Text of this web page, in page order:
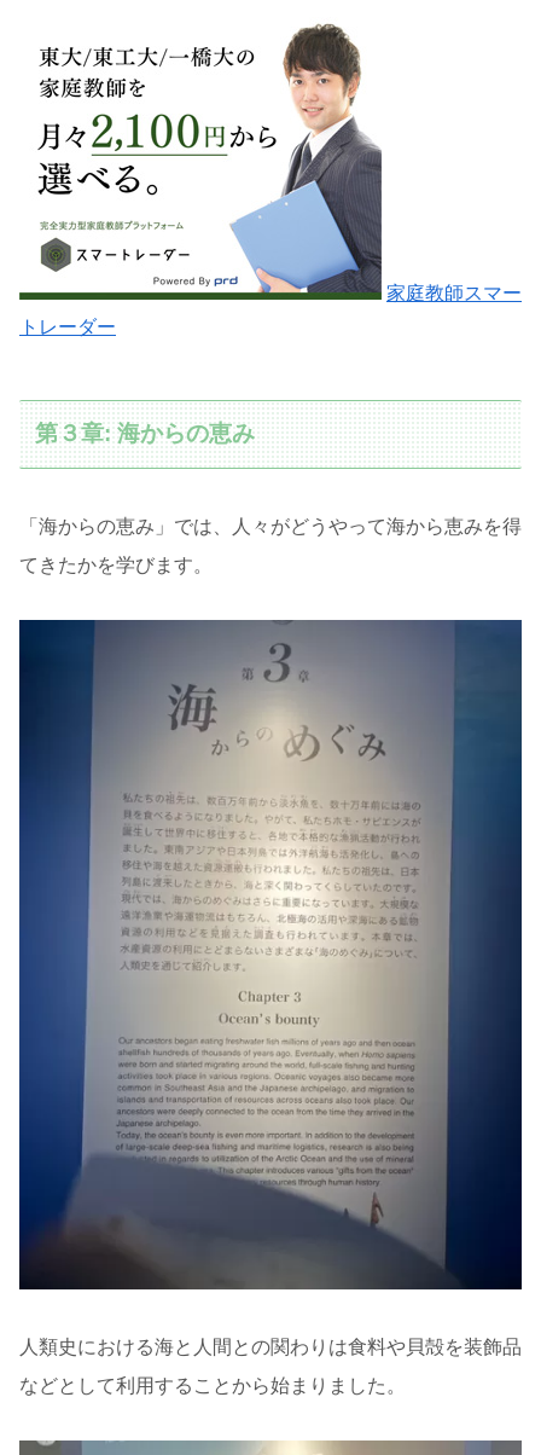
家庭教師スマー
トレーダー
第３章: 海からの恵み
「海からの恵み」では、人々がどうやって海から恵みを得
てきたかを学びます。
人類史における海と人間との関わりは食料や貝殻を装飾品
などとして利用することから始まりました。